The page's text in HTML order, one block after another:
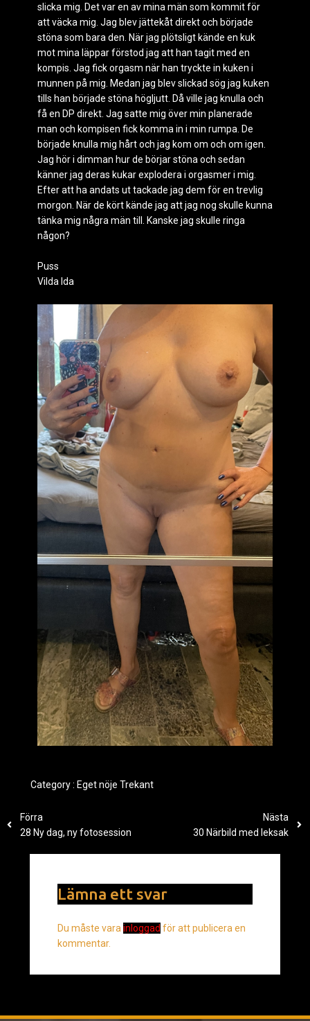
slicka mig. Det var en av mina män som kommit för
att väcka mig. Jag blev jättekåt direkt och började
stöna som bara den. När jag plötsligt kände en kuk
mot mina läppar förstod jag att han tagit med en
kompis. Jag fick orgasm när han tryckte in kuken i
munnen på mig. Medan jag blev slickad sög jag kuken
tills han började stöna högljutt. Då ville jag knulla och
få en DP direkt. Jag satte mig över min planerade
man och kompisen fick komma in i min rumpa. De
började knulla mig hårt och jag kom om och om igen.
Jag hör i dimman hur de börjar stöna och sedan
känner jag deras kukar explodera i orgasmer i mig.
Efter att ha andats ut tackade jag dem för en trevlig
morgon. När de kört kände jag att jag nog skulle kunna
tänka mig några män till. Kanske jag skulle ringa
någon?
Puss
Vilda Ida
Category : Eget nöje Trekant
Förra
28 Ny dag, ny fotosession
Nästa
30 Närbild med leksak
Lämna ett svar
Du måste varainloggad för att publicera en
kommentar.